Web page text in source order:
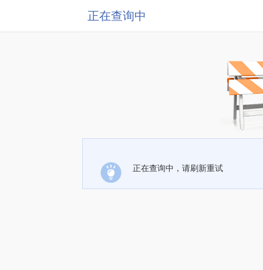
正在查询中
正在查询中，请刷新重试